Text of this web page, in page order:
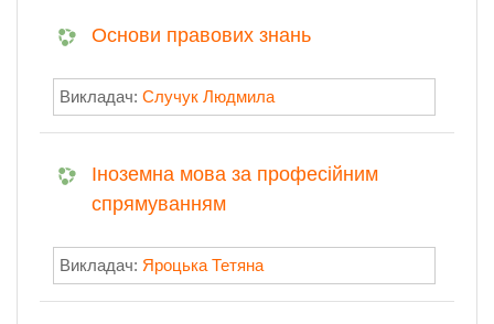
Основи правових знань
Викладач: Случук Людмила
Іноземна мова за професійним
спрямуванням
Викладач: Яроцька Тетяна